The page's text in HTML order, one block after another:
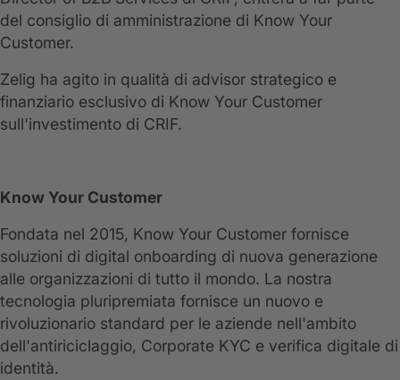
del consiglio di amministrazione di Know Your
Customer.
Zelig ha agito in qualità di advisor strategico e
finanziario esclusivo di Know Your Customer
sull'investimento di CRIF.
Know Your Customer
Fondata nel 2015, Know Your Customer fornisce
soluzioni di digital onboarding di nuova generazione
alle organizzazioni di tutto il mondo. La nostra
tecnologia pluripremiata fornisce un nuovo e
rivoluzionario standard per le aziende nell'ambito
dell'antiriciclaggio, Corporate KYC e verifica digitale di
identità.